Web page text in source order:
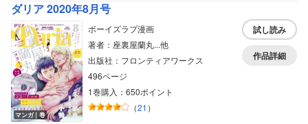
ダリア 2020年8月号
マンガ｜巻
ボーイズラブ漫画
著者：座裏屋蘭丸...他
出版社：フロンティアワークス
496ページ
1巻購入：650ポイント
（21 ）
試し読み
作品詳細